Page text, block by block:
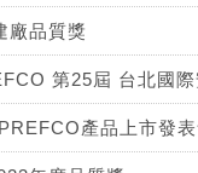
廠品質獎
第25屆 台北國
產品上市發表